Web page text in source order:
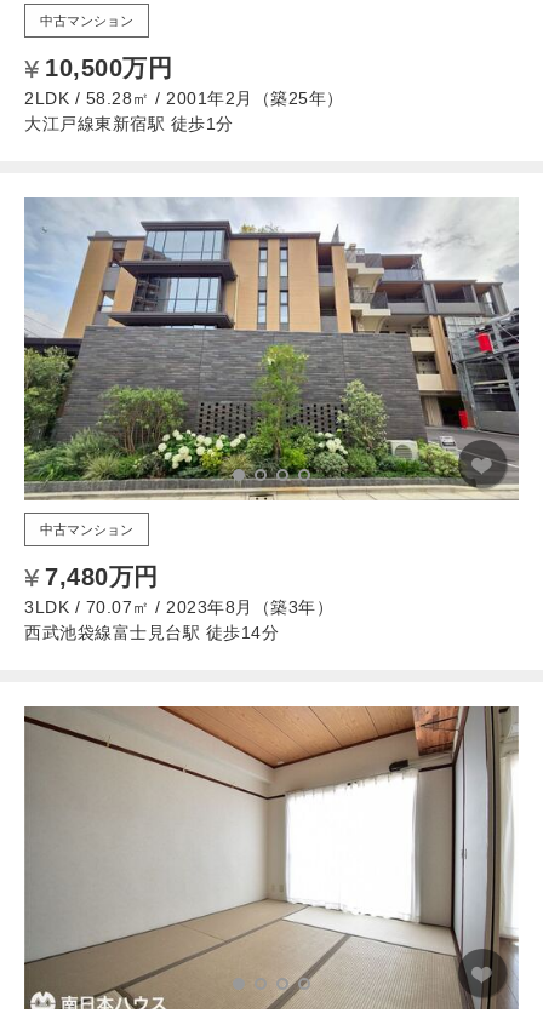
中古マンション
10,500万円
2LDK / 58.28㎡ / 2001年2月（築25年）
大江戸線東新宿駅 徒歩1分
中古マンション
7,480万円
3LDK / 70.07㎡ / 2023年8月（築3年）
西武池袋線富士見台駅 徒歩14分